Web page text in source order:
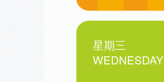
星期三
WEDNESDAY